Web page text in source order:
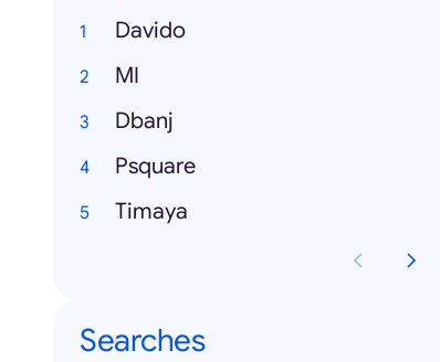
Davido
MI
Dbanj
Psquare
Timaya
Searches